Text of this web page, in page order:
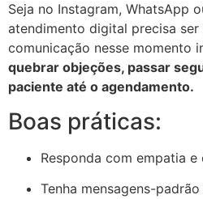
Seja no Instagram, WhatsApp
atendimento digital precisa
comunicação nesse momento
quebrar objeções, passar
paciente até o agendamento.
Boas práticas:
Responda com empatia
Tenha mensagens-